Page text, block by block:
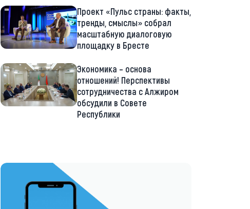
Проект «Пульс страны: факты,
тренды, смыслы» собрал
масштабную диалоговую
площадку в Бресте
Экономика – основа
отношений! Перспективы
сотрудничества с Алжиром
обсудили в Совете
Республики
https://t.me/minskctvby